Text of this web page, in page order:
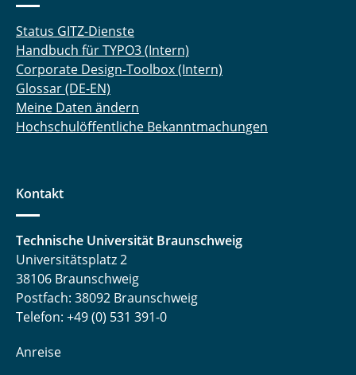
Status GITZ-Dienste
Handbuch für TYPO3 (Intern)
Corporate Design-Toolbox (Intern)
Glossar (DE-EN)
Meine Daten ändern
Hochschulöffentliche Bekanntmachungen
Kontakt
Technische Universität Braunschweig
Universitätsplatz 2
38106 Braunschweig
Postfach: 38092 Braunschweig
Telefon: +49 (0) 531 391-0
Anreise